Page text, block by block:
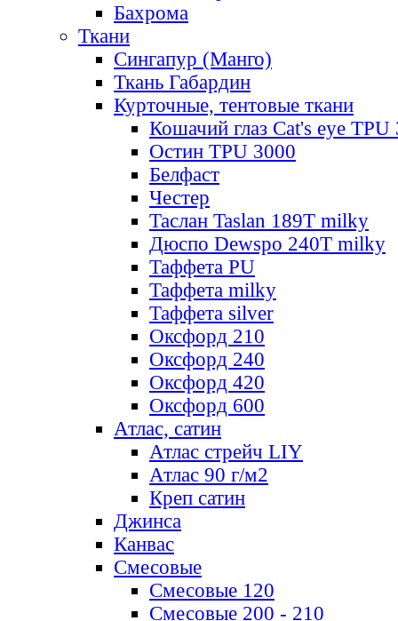
Бахрома
Ткани
Сингапур (Манго)
Ткань Габардин
Курточные, тентовые ткани
Кошачий глаз Cat's eye TPU
Остин TPU 3000
Белфаст
Честер
Таслан Taslan 189T milky
Дюспо Dewspo 240T milky
Таффета PU
Таффета milky
Таффета silver
Оксфорд 210
Оксфорд 240
Оксфорд 420
Оксфорд 600
Атлас, сатин
Атлас стрейч LIY
Атлас 90 г/м2
Креп сатин
Джинса
Канвас
Смесовые
Смесовые 120
Смесовые 200 - 210